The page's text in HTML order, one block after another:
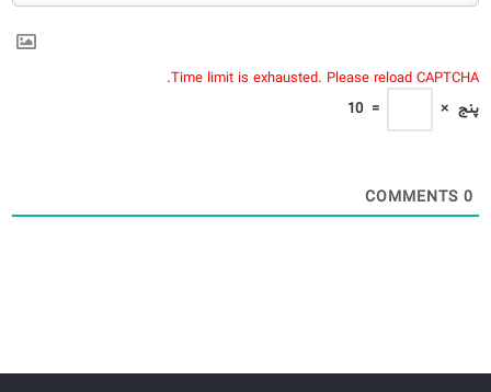
Time limit is exhausted. Please reload CAPTCHA.
پنج ×
=
10
0